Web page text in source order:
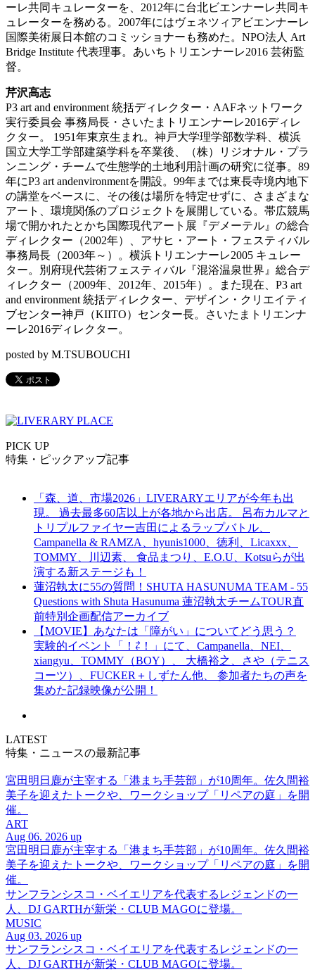
ーレ共同キュレーターを、2012年に台北ビエンナーレ共同キ
ュレーターを務める。2007年にはヴェネツィアビエンナーレ
国際美術展日本館のコミッショナーも務めた。NPO法人 Art
Bridge Institute 代表理事。あいちトリエンナーレ2016 芸術監
督。
芹沢高志
P3 art and environment 統括ディレクター・AAFネットワーク
実行委員会 事務局長・さいたまトリエンナーレ2016ディレ
クター。 1951年東京生まれ。神戸大学理学部数学科、横浜
国立大学工学部建築学科を卒業後、（株）リジオナル・プラ
ンニング・チームで生態学的土地利用計画の研究に従事。89
年にP3 art andenvironmentを開設。99年までは東長寺境内地下
の講堂をベースに、その後は場所を特定せずに、さまざまな
アート、環境関係のプロジェクトを展開している。帯広競馬
場で開かれたとかち国際現代アート展『デメーテル』の総合
ディレクター（2002年）、アサヒ・アート・フェスティバル
事務局長（2003年～）。横浜トリエンナーレ2005 キュレー
ター。別府現代芸術フェスティバル『混浴温泉世界』総合デ
ィレクター（2009年、2012年、2015年）。また現在、P3 art
and environment 統括ディレクター、デザイン・クリエイティ
ブセンター神戸（KIITO）センター長。さいたまトリエンナ
ーレ2016ディレクター。
posted by M.TSUBOUCHI
PICK UP
特集・ピックアップ記事
「森、道、市場2026」LIVERARYエリアが今年も出
現。 過去最多60店以上が各地から出店。 呂布カルマと
トリプルファイヤー吉田によるラップバトル、
Campanella & RAMZA、hyunis1000、徳利、Licaxxx、
TOMMY、川辺素、 食品まつり、E.O.U、Kotsuらが出
演する新ステージも！
蓮沼執太に55の質問！SHUTA HASUNUMA TEAM - 55
Questions with Shuta Hasunuma 蓮沼執太チームTOUR直
前特別企画配信アーカイブ
【MOVIE】あなたは「障がい」についてどう思う？
実験的イベント「！⇄！」にて、Campanella、NEI、
xiangyu、TOMMY（BOY）、 大橋裕之、さや（テニス
コーツ）、FUCKER＋しずたん他、 参加者たちの声を
集めた記録映像が公開！
LATEST
特集・ニュースの最新記事
宮田明日鹿が主宰する「港まち手芸部」が10周年。佐久間裕
美子を迎えたトークや、ワークショップ「リペアの庭」を開
催。
ART
Aug 06. 2026 up
宮田明日鹿が主宰する「港まち手芸部」が10周年。佐久間裕
美子を迎えたトークや、ワークショップ「リペアの庭」を開
催。
サンフランシスコ・ベイエリアを代表するレジェンドの一
人、DJ GARTHが新栄・CLUB MAGOに登場。
MUSIC
Aug 03. 2026 up
サンフランシスコ・ベイエリアを代表するレジェンドの一
人、DJ GARTHが新栄・CLUB MAGOに登場。